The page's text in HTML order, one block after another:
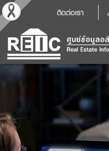
ติดต่อเรา